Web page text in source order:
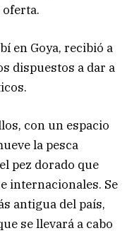
en Goya, recibió a
dispuestos a dar a
con un espacio
la pesca
pez dorado que
internacionales. Se
antigua del país,
se llevará a cabo